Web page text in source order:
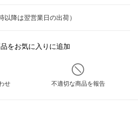
以降は翌営業日の出荷）
をお気に入りに追加
せ 不適切な商品を報告